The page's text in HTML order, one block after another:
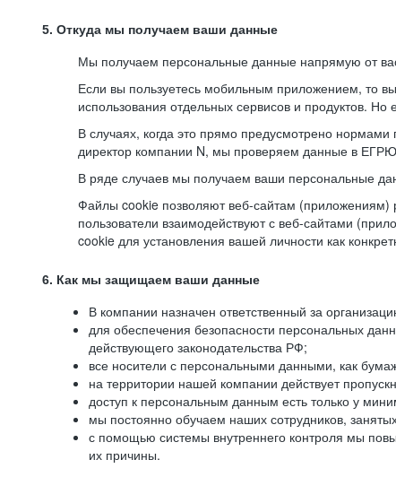
5. Откуда мы получаем ваши данные
Мы получаем персональные данные напрямую от
Если вы пользуетесь мобильным приложением, то
использования отдельных сервисов и продуктов.
В случаях, когда это прямо предусмотрено
директор компании N, мы проверяем данные в
В ряде случаев мы получаем ваши персональные
Файлы cookie позволяют веб-сайтам (приложениям)
пользователи взаимодействуют с веб-сайтами
cookie для установления вашей личности как
6. Как мы защищаем ваши данные
В компании назначен ответственный за
для обеспечения безопасности персональных
действующего законодательства РФ;
все носители с персональными данными, как
на территории нашей компании действует
доступ к персональным данным есть только у
мы постоянно обучаем наших сотрудников,
с помощью системы внутреннего контроля мы
их причины.